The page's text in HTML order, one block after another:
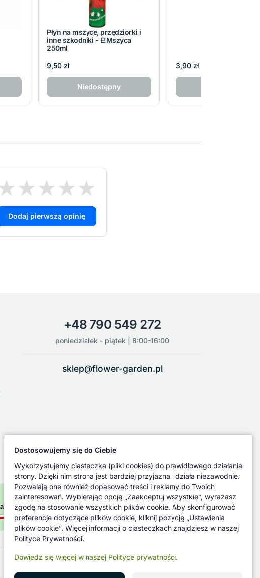
Płyn na mszyce, przędziorki i
inne szkodniki - E!Mszyca
250ml
9,50 zł
Niedostępny
3,90 zł
Dodaj pierwszą opinię
+48 790 549 272
poniedziałek - piątek | 8:00-16:00
sklep@flower-garden.pl
Dostosowujemy się do Ciebie
Wykorzystujemy ciasteczka (pliki cookies) do prawidłowego działania
strony. Dzięki nim strona jest bardziej przyjazna i działa niezawodnie.
Pozwalają one również dopasować treści i reklamy do Twoich
zainteresowań. Wybierając opcję „Zaakceptuj wszystkie”, wyrażasz
zgodę na stosowanie wszystkich plików cookie. Aby skonfigurować
preferencje dotyczące plików cookie, kliknij pozycję „Ustawienia
plików cookie”. Więcej informacji o ciasteczkach znajdziesz w naszej
Polityce Prywatności.
Dowiedz się więcej w naszej Polityce prywatności.